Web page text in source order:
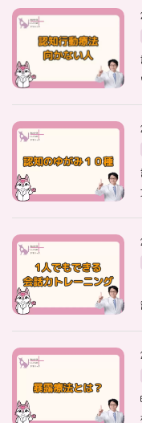
クリニック紹介
医師紹介
営